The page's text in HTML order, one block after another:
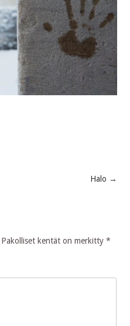
Halo →
Pakolliset kentät on merkitty*